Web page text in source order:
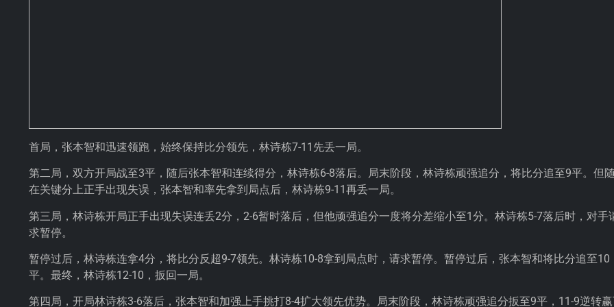
首局，张本智和迅速领跑，始终保持比分领先，林诗栋7-11先丢一局。
第二局，双方开局战至3平，随后张本智和连续得分，林诗栋6-8落后。局末阶段，林诗栋顽强追分，将比分追至9平。但
在关键分上正手出现失误，张本智和率先拿到局点后，林诗栋9-11再丢一局。
第三局，林诗栋开局正手出现失误连丢2分，2-6暂时落后，但他顽强追分一度将分差缩小至1分。林诗栋5-7落后时，对手
求暂停。
暂停过后，林诗栋连拿4分，将比分反超9-7领先。林诗栋10-8拿到局点时，请求暂停。暂停过后，张本智和将比分追至10
平。最终，林诗栋12-10，扳回一局。
第四局，开局林诗栋3-6落后，张本智和加强上手挑打8-4扩大领先优势。局末阶段，林诗栋顽强追分扳至9平，11-9逆转